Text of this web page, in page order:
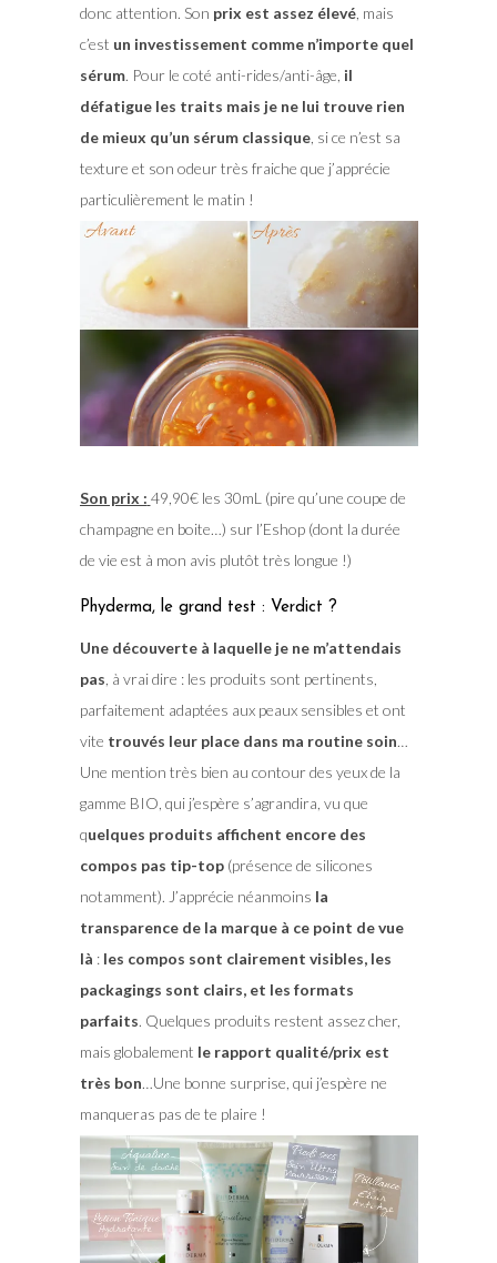
donc attention. Son prix est assez élevé, mais
c’est un investissement comme n’importe quel
sérum. Pour le coté anti-rides/anti-âge, il
défatigue les traits mais je ne lui trouve rien
de mieux qu’un sérum classique, si ce n’est sa
texture et son odeur très fraiche que j’apprécie
particulièrement le matin !
Son prix : 49,90€ les 30mL (pire qu’une coupe de
champagne en boite…) sur l’Eshop (dont la durée
de vie est à mon avis plutôt très longue !)
Phyderma, le grand test : Verdict ?
Une découverte à laquelle je ne m’attendais
pas , à vrai dire : les produits sont pertinents,
parfaitement adaptées aux peaux sensibles et ont
vite trouvés leur place dans ma routine soin…
Une mention très bien au contour des yeux de la
gamme BIO, qui j’espère s’agrandira, vu que
quelques produits affichent encore des
compos pas tip-top(présence de silicones
notamment). J’apprécie néanmoins la
transparence de la marque à ce point de vue
là : les compos sont clairement visibles, les
packagings sont clairs, et les formats
parfaits. Quelques produits restent assez cher,
mais globalement le rapport qualité/prix est
très bon…Une bonne surprise, qui j’espère ne
manqueras pas de te plaire !